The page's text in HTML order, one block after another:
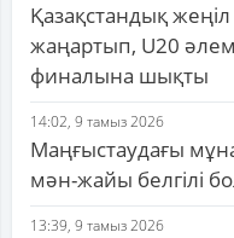
Қазақстандық
жаңартып, U20
финалына шықты
14:02, 9 тамыз 2026
Маңғыстаудағы
мән-жайы белгілі
13:39, 9 тамыз 2026